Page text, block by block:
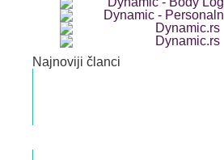
Najnoviji članci